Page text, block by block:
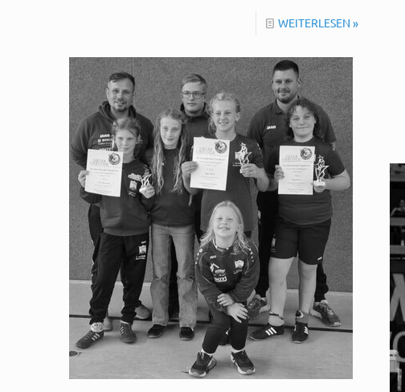
WEITERLESEN »